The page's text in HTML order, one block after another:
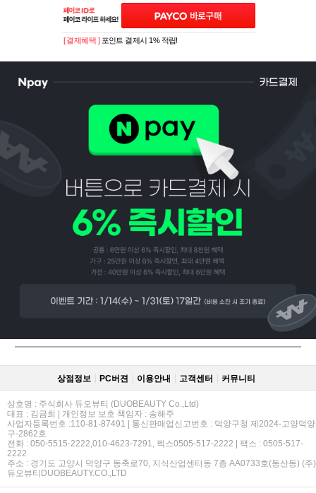
PAYCO 바로
[ 결제혜택 ] 포인트 결제시 1% 적립!
상점정보 PC버젼 이용안내 고객센터 커뮤니티
상호명 : 주식회사 듀오뷰티 (DUOBEAUTY Co.,Ltd)
대표 : 김금희 | 개인정보 보호 책임자 : 송해주
사업자등록번호 :110-81-87491 | 통신판매업신고번호 : 덕양구청 제2024-고양덕양
구-2862호
전화 : 050-5515-2222,010-4623-7291, 펙스0505-517-2222 | 팩스 : 0505-517-
2222
주소 : 경기도 고양시 덕양구 동축로70, 지식산업센터동 7층 AA0733호(동산동) (주)
듀오뷰티DUOBEAUTY.CO.,LTD